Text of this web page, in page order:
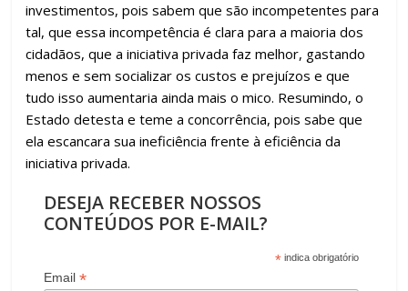
investimentos, pois sabem que são incompetentes para
tal, que essa incompetência é clara para a maioria dos
cidadãos, que a iniciativa privada faz melhor, gastando
menos e sem socializar os custos e prejuízos e que
tudo isso aumentaria ainda mais o mico. Resumindo, o
Estado detesta e teme a concorrência, pois sabe que
ela escancara sua ineficiência frente à eficiência da
iniciativa privada.
DESEJA RECEBER NOSSOS
CONTEÚDOS POR E-MAIL?
* indica obrigatório
Email*